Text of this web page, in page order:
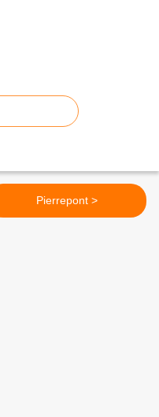
Pierrepont >